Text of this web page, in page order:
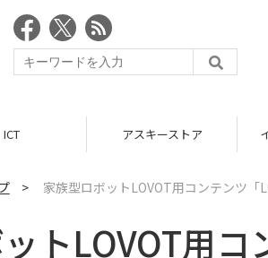
ICT アスキーストア
> 家族型ロボットLOVOT用コンテンツ「
トLOVOT用コ